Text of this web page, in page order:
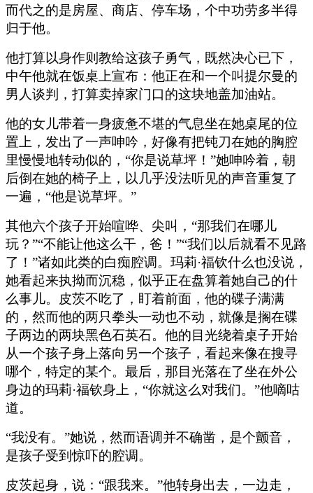
而代之的是房屋、商店、停车场，个中功劳多半得
归于他。
他打算以身作则教给这孩子勇气，既然决心已下，
中午他就在饭桌上宣布：他正在和一个叫提尔曼的
男人谈判，打算卖掉家门口的这块地盖加油站。
他的女儿带着一身疲惫不堪的气息坐在她桌尾的位
置上，发出了一声呻吟，好像有把钝刀在她的胸腔
里慢慢地转动似的，“你是说草坪！”她呻吟着，朝
后倒在她的椅子上，以几乎没法听见的声音重复了
一遍，“他是说草坪。”
其他六个孩子开始喧哗、尖叫，“那我们在哪儿
玩？”“不能让他这么干，爸！”“我们以后就看不见路
了！”诸如此类的白痴腔调。玛莉·福钦什么也没说，
她看起来执拗而沉稳，似乎正在盘算着她自己的什
么事儿。皮茨不吃了，盯着前面，他的碟子满满
的，然而他的两只拳头一动也不动，就像是搁在碟
子两边的两块黑色石英石。他的目光绕着桌子开始
从一个孩子身上落向另一个孩子，看起来像在搜寻
哪个，特定的某个。最后，那目光落在了坐在外公
身边的玛莉·福钦身上，“你就这么对我们。”他嘀咕
道。
“我没有。”她说，然而语调并不确凿，是个颤音，
是孩子受到惊吓的腔调。
皮茨起身，说：“跟我来。”他转身出去，一边走，